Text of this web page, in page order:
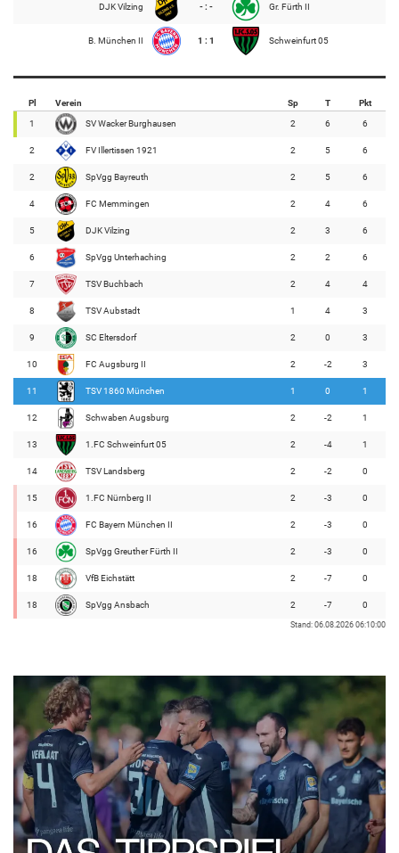
DJK Vilzing - : - Gr. Fürth II
B. München II 1 : 1 Schweinfurt 05
Pl Verein Sp T Pkt
1 SV Wacker Burghausen 2 6 6
2 FV Illertissen 1921 2 5 6
2 SpVgg Bayreuth 2 5 6
4 FC Memmingen 2 4 6
5 DJK Vilzing 2 3 6
6 SpVgg Unterhaching 2 2 6
7 TSV Buchbach 2 4 4
8 TSV Aubstadt 1 4 3
9 SC Eltersdorf 2 0 3
10 FC Augsburg II 2 -2 3
11 TSV 1860 München 1 0 1
12 Schwaben Augsburg 2 -2 1
13 1.FC Schweinfurt 05 2 -4 1
14 TSV Landsberg 2 -2 0
15 1.FC Nürnberg II 2 -3 0
16 FC Bayern München II 2 -3 0
16 SpVgg Greuther Fürth II 2 -3 0
18 VfB Eichstätt 2 -7 0
18 SpVgg Ansbach 2 -7 0
Stand: 06.08.2026 06:10:00